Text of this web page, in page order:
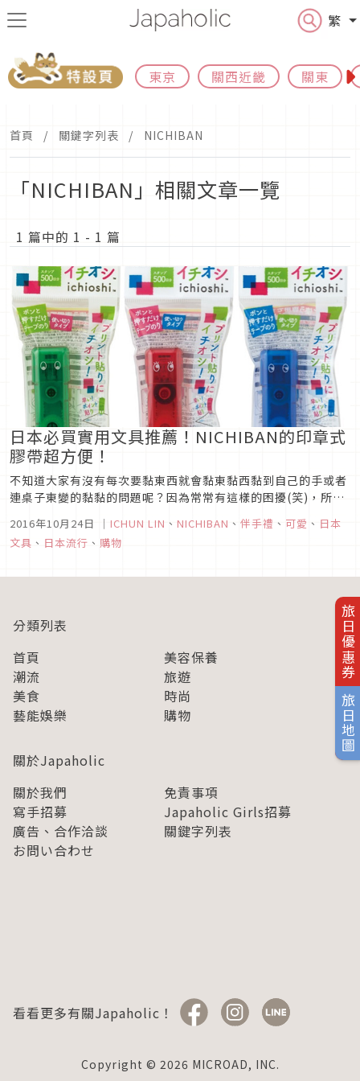
繁
東京 關西近畿 關東
旅日優惠券
旅日地圖
首頁 關鍵字列表 NICHIBAN
「NICHIBAN」相關文章一覽
1 篇中的 1 - 1 篇
日本必買實用文具推薦！NICHIBAN的印章式
膠帶超方便！
不知道大家有沒有每次要黏東西就會黏東黏西黏到自己的手或者
連桌子東變的黏黏的問題呢？因為常常有這樣的困擾(笑)，所以
2016年10月24日 ｜ ICHUN LIN 、 NICHIBAN 、 伴手禮 、 可愛 、 日本
文具 、 日本流行 、 購物
分類列表
首頁
美容保養
潮流
旅遊
美食
時尚
藝能娛樂
購物
關於Japaholic
關於我們
免責事項
寫手招募
Japaholic Girls招募
廣告、合作洽談
關鍵字列表
お問い合わせ
看看更多有關Japaholic！
Copyright © 2026 MICROAD, INC.